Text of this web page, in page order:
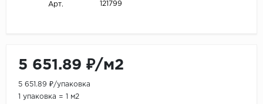
Арт. 121799
5 651.89 ₽/м2
5 651.89 ₽/упаковка
1 упаковка = 1 м2